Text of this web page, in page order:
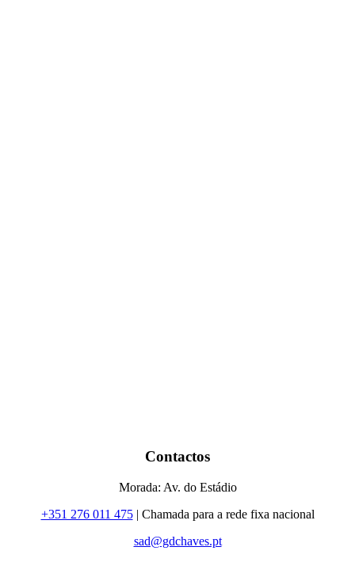
Contactos
Morada: Av. do Estádio
+351 276 011 475| Chamada para a rede fixa nacional
sad@gdchaves.pt